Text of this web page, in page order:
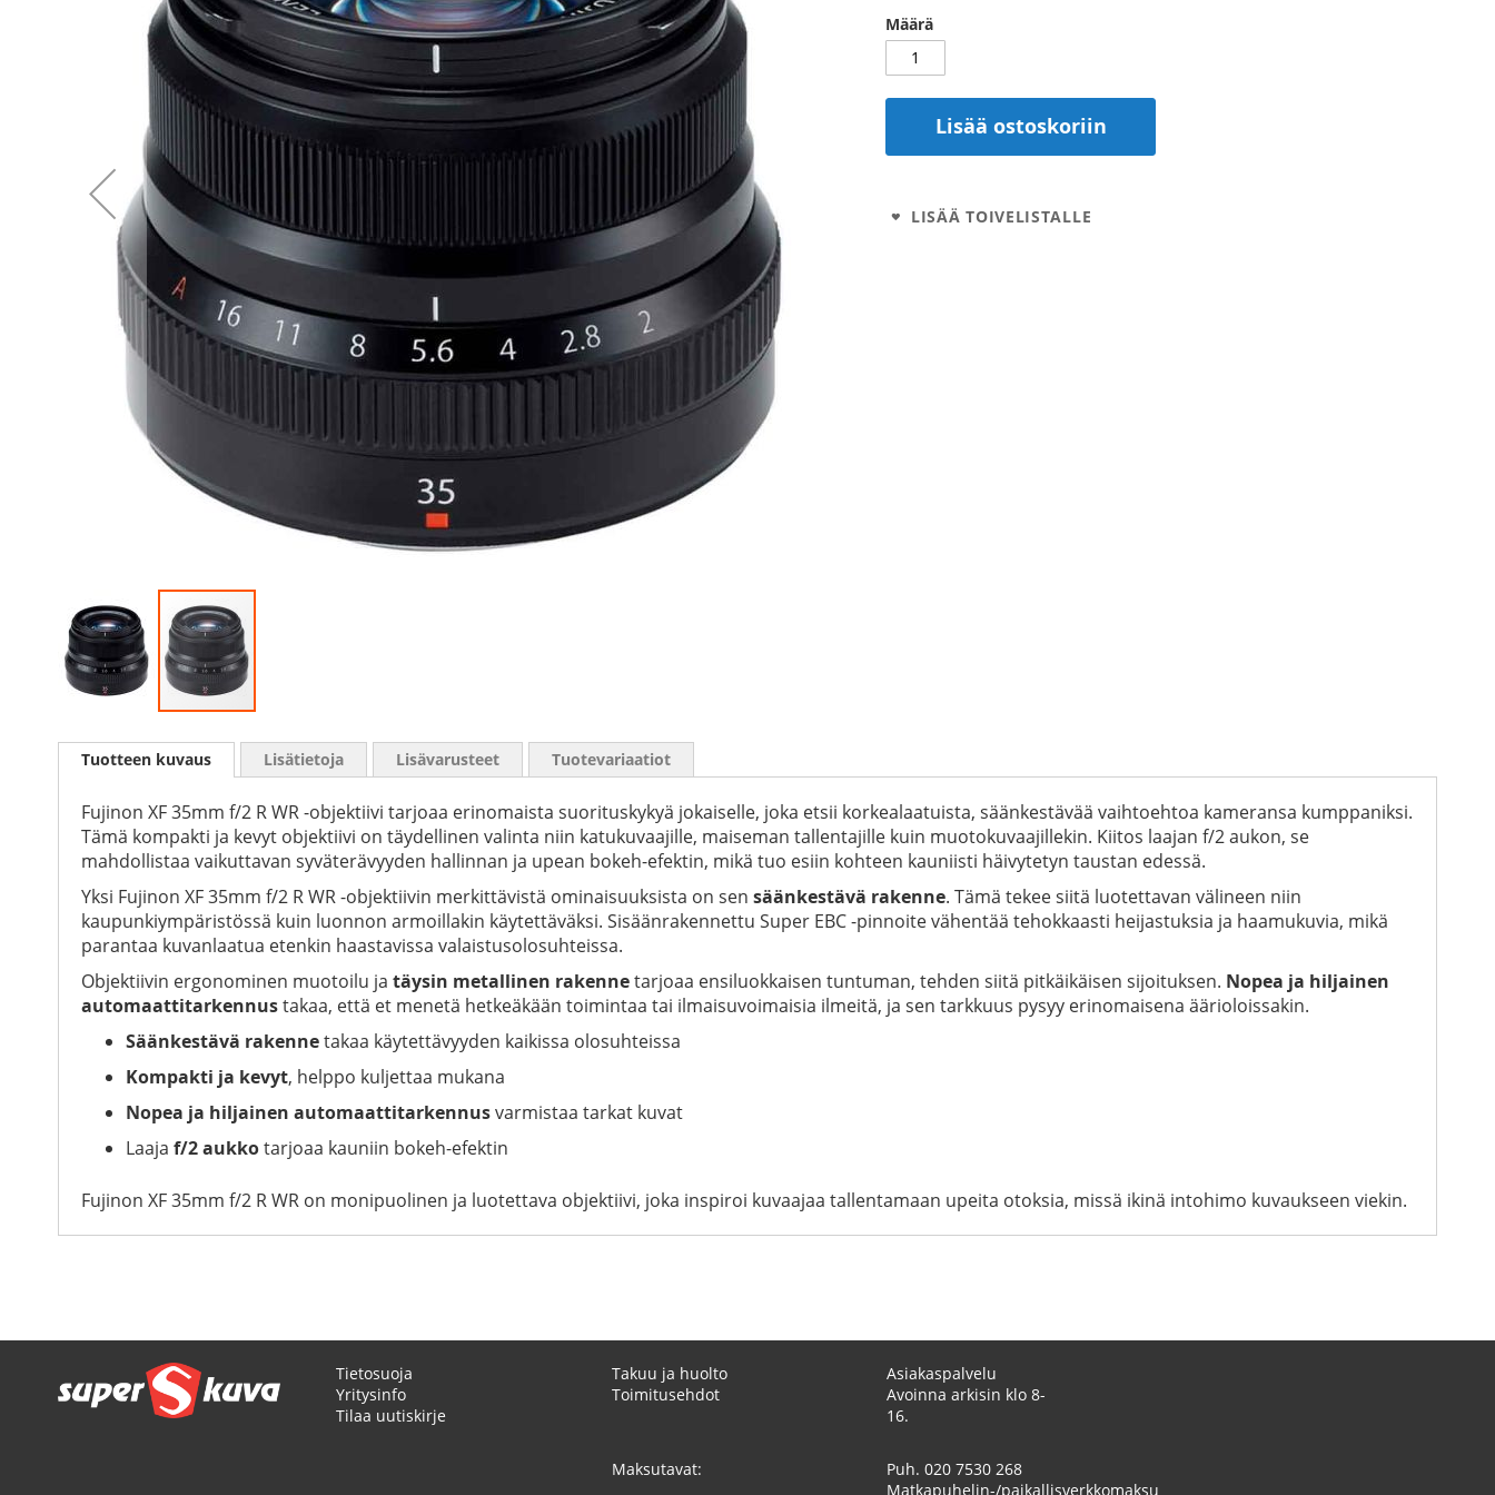
Määrä
Lisää ostoskoriin
LISÄÄ TOIVELISTALLE
to
images
gallery
Tuotteen kuvaus
Fujinon XF 35mm f/2 R WR -objektiivi tarjoaa erinomaista suorituskykyä jokaiselle, joka etsii korkealaatuista, säänkestävää vaihtoehtoa kameransa kumppaniksi.
Tämä kompakti ja kevyt objektiivi on täydellinen valinta niin katukuvaajille, maiseman tallentajille kuin muotokuvaajillekin. Kiitos laajan f/2 aukon, se
mahdollistaa vaikuttavan syväterävyyden hallinnan ja upean bokeh-efektin, mikä tuo esiin kohteen kauniisti häivytetyn taustan edessä.
Yksi Fujinon XF 35mm f/2 R WR -objektiivin merkittävistä ominaisuuksista on sen säänkestävä rakenne. Tämä tekee siitä luotettavan välineen niin
kaupunkiympäristössä kuin luonnon armoillakin käytettäväksi. Sisäänrakennettu Super EBC -pinnoite vähentää tehokkaasti heijastuksia ja haamukuvia, mikä
parantaa kuvanlaatua etenkin haastavissa valaistusolosuhteissa.
Objektiivin ergonominen muotoilu ja täysin metallinen rakennetarjoaa ensiluokkaisen tuntuman, tehden siitä pitkäikäisen sijoituksen. Nopea ja hiljainen
automaattitarkennustakaa, että et menetä hetkeäkään toimintaa tai ilmaisuvoimaisia ilmeitä, ja sen tarkkuus pysyy erinomaisena äärioloissakin.
Säänkestävä rakennetakaa käytettävyyden kaikissa olosuhteissa
Kompakti ja kevyt, helppo kuljettaa mukana
Nopea ja hiljainen automaattitarkennusvarmistaa tarkat kuvat
Laaja f/2 aukkotarjoaa kauniin bokeh-efektin
Fujinon XF 35mm f/2 R WR on monipuolinen ja luotettava objektiivi, joka inspiroi kuvaajaa tallentamaan upeita otoksia, missä ikinä intohimo kuvaukseen viekin.
Lisätietoja Lisävarusteet Tuotevariaatiot
Tietosuoja
Yritysinfo
Tilaa uutiskirje
Takuu ja huolto
Toimitusehdot
Maksutavat:
Asiakaspalvelu
Avoinna arkisin klo 8-
16.
Puh. 020 7530 268
Matkapuhelin-/paikallisverkkomaksu